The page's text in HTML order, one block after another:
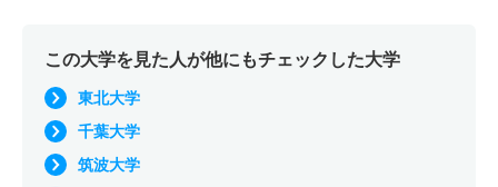
この大学を見た人が他にもチェックした大学
東北大学
千葉大学
筑波大学